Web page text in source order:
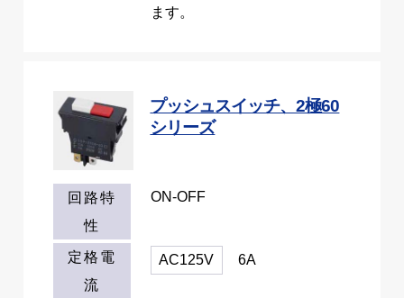
ます。
プッシュスイッチ、2極60
シリーズ
回路特
性
ON-OFF
定格電
流
AC125V 6A